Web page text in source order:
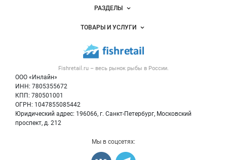
Fishretail.ru – весь рынок рыбы в России.
ООО «Инлайн»
ИНН: 7805355672
КПП: 780501001
ОГРН: 1047855085442
Юридический адрес: 196066, г. Санкт-Петербург, Московский
проспект, д. 212
Новости Fishretail.ru
Размещение рекламы
Публичная оферта
Контактная информация
Политика обработки персональных данных
РАЗДЕЛЫ
Объявления
Новости рынка
Блог
ТОВАРЫ И УСЛУГИ
Рыба
Икра
Мы в соцсетях: